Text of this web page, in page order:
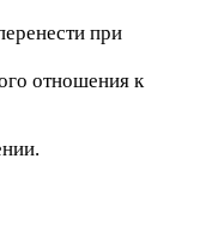
при
отношения к